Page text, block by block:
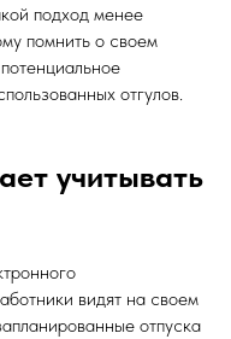
подход менее
помнить о своем
отгулов.
учитывать
видят на своем
отпуска